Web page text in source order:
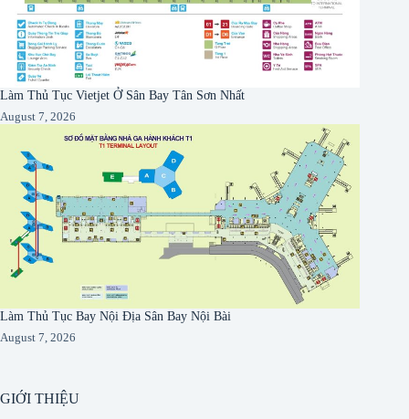
Làm Thủ Tục Vietjet Ở Sân Bay Tân Sơn Nhất
August 7, 2026
Làm Thủ Tục Bay Nội Địa Sân Bay Nội Bài
August 7, 2026
GIỚI THIỆU